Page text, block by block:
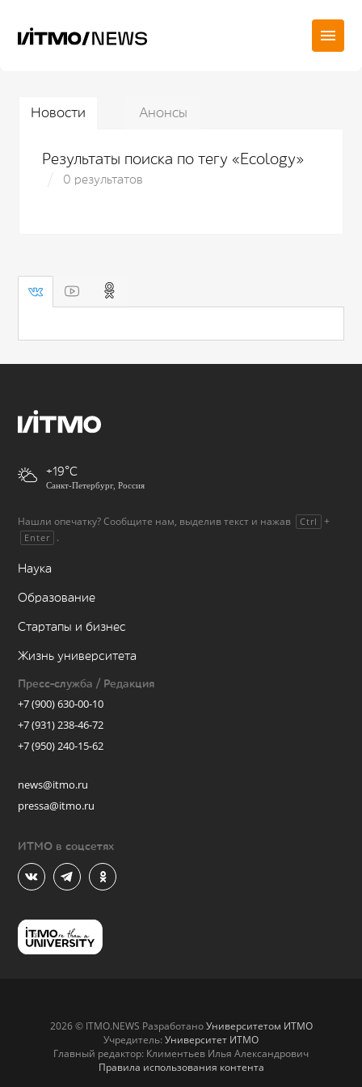
Новости Анонсы
Результаты поиска по тегу «Ecology»
0 результатов
+19
Санкт-Петербург, Россия
Нашли опечатку? Сообщите нам, выделив текст и нажав Ctrl +
Enter .
Наука
Образование
Стартапы и бизнес
Жизнь университета
Пресс-служба / Редакция
+7 (900) 630-00-10
+7 (931) 238-46-72
+7 (950) 240-15-62
news@itmo.ru
pressa@itmo.ru
ИТМО в соцсетях
2026 © ITMO.NEWS РазработаноУниверситетом ИТМО
Учредитель: Университет ИТМО
Главный редактор: Климентьев Илья Александрович
Правила использования контента